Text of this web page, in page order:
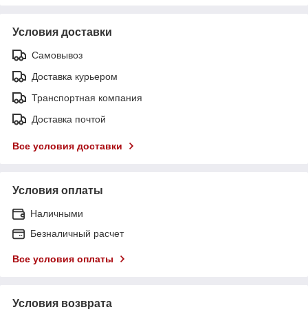
Условия доставки
Самовывоз
Доставка курьером
Транспортная компания
Доставка почтой
Все условия доставки
Условия оплаты
Наличными
Безналичный расчет
Все условия оплаты
Условия возврата